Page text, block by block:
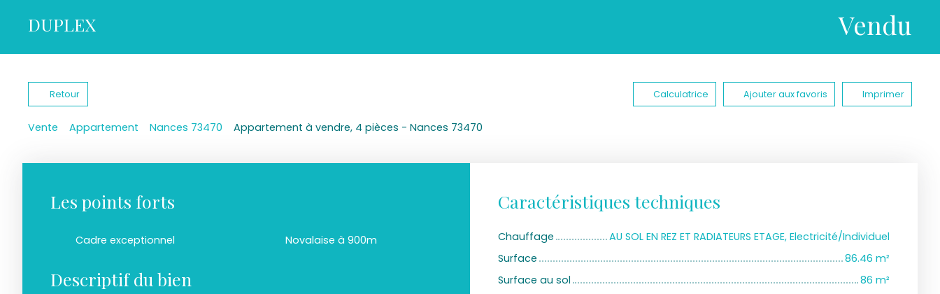
DUPLEX Vendu
Retour Calculatrice Ajouter aux favoris Imprimer
Vente Appartement Nances 73470 Appartement à vendre, 4 pièces - Nances 73470
Les points forts
Cadre exceptionnel Novalaise à 900m
Descriptif du bien
Caractéristiques techniques
Chauffage
AU SOL EN REZ ET RADIATEURS ETAGE, Electricité/Individuel
Surface
86.46 m²
Surface au sol
86 m²